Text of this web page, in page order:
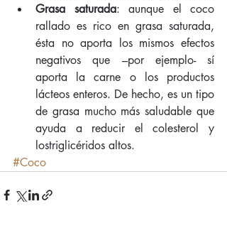
Grasa saturada: aunque el coco
rallado es rico en grasa saturada,
ésta no aporta los mismos efectos
negativos que –por ejemplo- sí
aporta la carne o los productos
lácteos enteros. De hecho, es un tipo
de grasa mucho más saludable que
ayuda a reducir el colesterol y
lostriglicéridos altos.
#Coco